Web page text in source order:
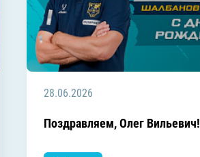
28.06.2026
Поздравляем, Олег Вильевич!